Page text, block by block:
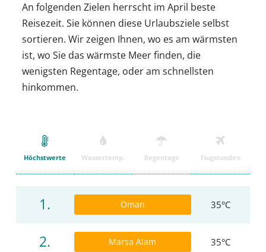
An folgenden Zielen herrscht im April beste
Reisezeit. Sie können diese Urlaubsziele selbst
sortieren. Wir zeigen Ihnen, wo es am wärmsten
ist, wo Sie das wärmste Meer finden, die
wenigsten Regentage, oder am schnellsten
hinkommen.
Höchstwerte Wassertemp. Regentage Flugstunden
1. Oman 35°C
2. Marsa Alam 35°C